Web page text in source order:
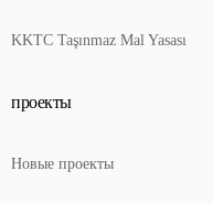
KKTC Taşınmaz Mal Yasası
проекты
Новые проекты